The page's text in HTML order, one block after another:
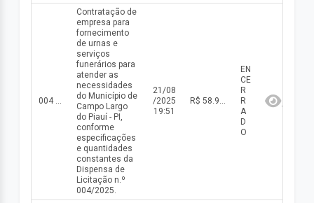
004 DISP/2025
Contratação de
empresa para
fornecimento
de urnas e
serviços
funerários para
atender as
necessidades
do Município de
Campo Largo
do Piauí - PI,
conforme
especificações
e quantidades
constantes da
Dispensa de
Licitação n.º
004/2025.
21/08
/2025
19:51
R$ 58.965,30(valor inicial) R$ 58.965,30(valor atualizado)
EN
CE
R
R
A
D
O